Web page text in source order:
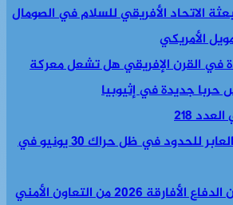
الاتحاد الأفريقي للسلام في الصومال
الأمريكي
في القرن الإفريقي هل تشعل معركة
جديدة في إثيوبيا
218
النزوح الأفريقي العابر للحدود في ظل حراك 30 يونيو في
مؤتمر رؤساء أركان الدفاع الأفارقة 2026 من التعاون الأمني